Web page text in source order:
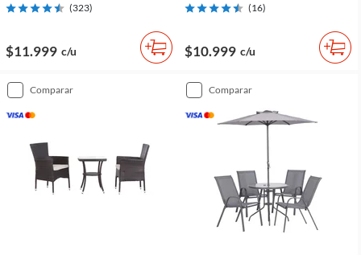
(323)
$11.999 c/u
(16)
$10.999 c/u
comparar comparar